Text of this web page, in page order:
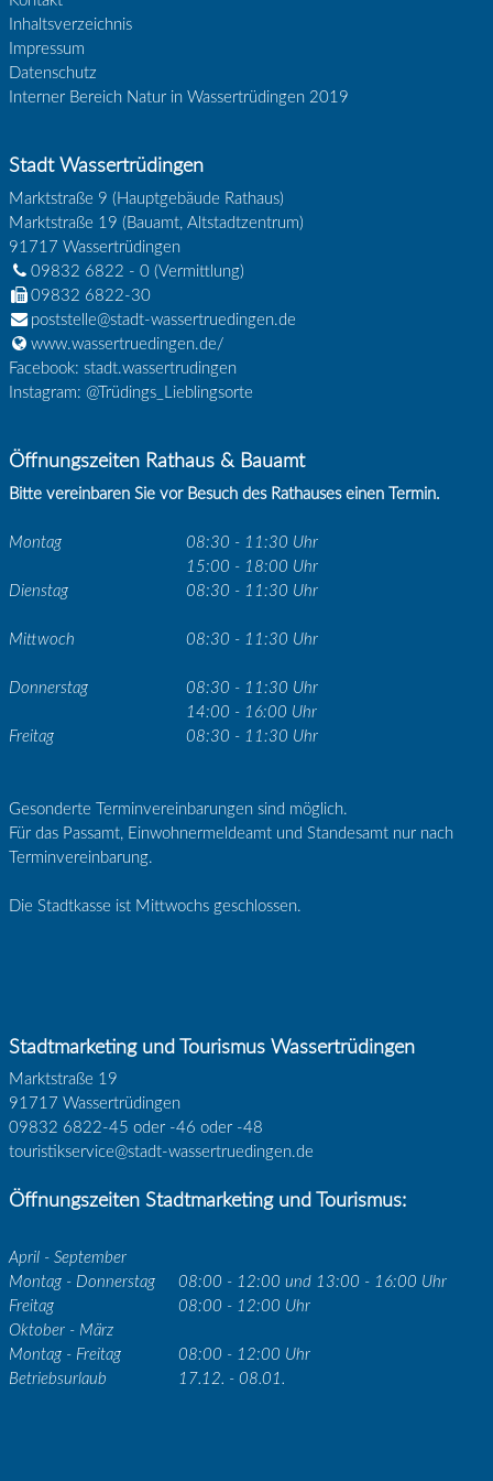
Inhaltsverzeichnis
Impressum
Datenschutz
Interner Bereich Natur in Wassertrüdingen 2019
Stadt Wassertrüdingen
Marktstraße 9 (Hauptgebäude Rathaus)
Marktstraße 19 (Bauamt, Altstadtzentrum)
91717 Wassertrüdingen
09832 6822 - 0(Vermittlung)
09832 6822-30
poststelle@stadt-wassertruedingen.de
www.wassertruedingen.de/
Facebook: stadt.wassertrudingen
Instagram: @Trüdings_Lieblingsorte
Öffnungszeiten Rathaus & Bauamt
Bitte vereinbaren Sie vor Besuch des Rathauses einen Termin.
Montag
08:30 - 11:30 Uhr
15:00 - 18:00 Uhr
Dienstag
08:30 - 11:30 Uhr
Mittwoch 08:30 - 11:30 Uhr
Donnerstag
08:30 - 11:30 Uhr
14:00 - 16:00 Uhr
Freitag
08:30 - 11:30 Uhr
Gesonderte Terminvereinbarungen sind möglich.
Für das Passamt, Einwohnermeldeamt und Standesamt nur nach
Terminvereinbarung.
Die Stadtkasse ist Mittwochs geschlossen.
Stadtmarketing und Tourismus Wassertrüdingen
Marktstraße 19
91717 Wassertrüdingen
09832 6822-45 oder -46 oder -48
touristikservice@stadt-wassertruedingen.de
Öffnungszeiten Stadtmarketing und Tourismus:
April - September
Montag - Donnerstag
08:00 - 12:00 und 13:00 - 16:00 Uhr
Freitag
08:00 - 12:00 Uhr
Oktober - März
Montag - Freitag
08:00 - 12:00 Uhr
Betriebsurlaub
17.12. - 08.01.